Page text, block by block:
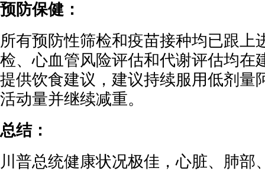
预防保健：
所有预防性筛检和疫苗接种均已跟上
检、心血管风险评估和代谢评估均在
提供饮食建议，建议持续服用低剂量
活动量并继续减重。
总结：
川普总统健康状况极佳，心脏、肺部